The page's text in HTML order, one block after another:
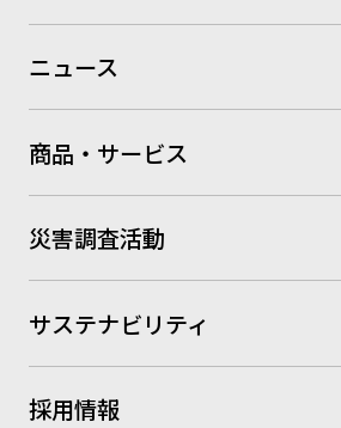
ニュース
商品・サービス
災害調査活動
サステナビリティ
採用情報